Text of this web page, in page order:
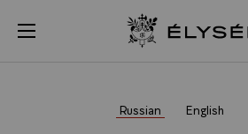
Open menu Go to
Russian English
Cookies management panel